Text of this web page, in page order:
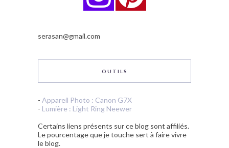
serasan@gmail.com
OUTILS
- Appareil Photo : Canon G7X
- Lumière : Light Ring Neewer
Certains liens présents sur ce blog sont affiliés.
Le pourcentage que je touche sert à faire vivre
le blog.